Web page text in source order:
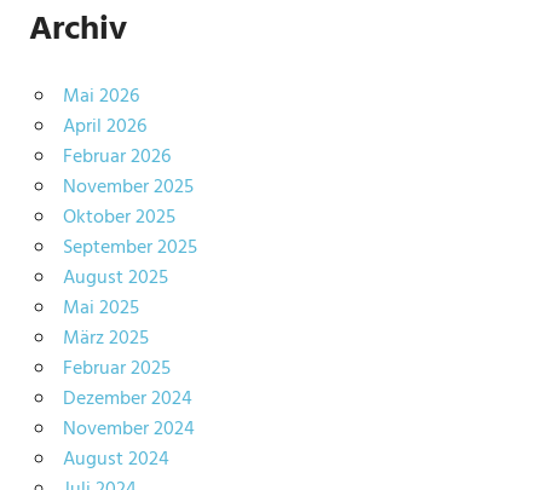
Archiv
Mai 2026
April 2026
Februar 2026
November 2025
Oktober 2025
September 2025
August 2025
Mai 2025
März 2025
Februar 2025
Dezember 2024
November 2024
August 2024